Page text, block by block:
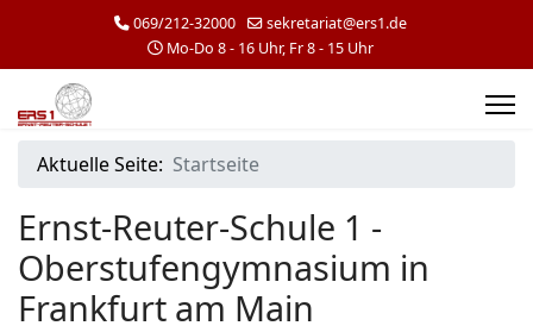
069/212-32000
sekretariat@ers1.de
Mo-Do 8 - 16 Uhr, Fr 8 - 15 Uhr
Aktuelle Seite: Startseite
Ernst-Reuter-Schule 1 -
Oberstufengymnasium in
Frankfurt am Main